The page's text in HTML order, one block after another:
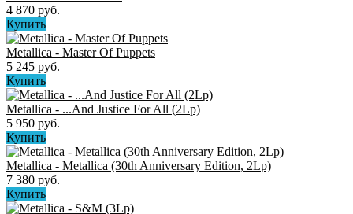
4 870 руб.
Купить
Metallica - Master Of Puppets
5 245 руб.
Купить
Metallica - ...And Justice For All (2Lp)
5 950 руб.
Купить
Metallica - Metallica (30th Anniversary Edition, 2Lp)
7 380 руб.
Купить